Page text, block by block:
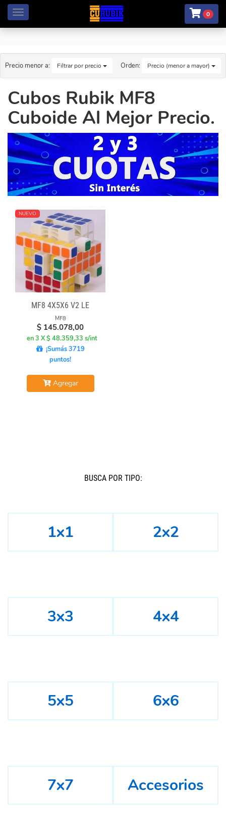
Menú 0
Precio menor a: Filtrar por precio Orden: Precio (menor a mayor)
Cubos Rubik MF8
Cuboide Al Mejor Precio.
NUEVO
MF8 4X5X6 V2 LE
MF8
$ 145.078,00
en 3 X $ 48.359,33 s/int
¡Sumás 3719
puntos!
Agregar
BUSCÁ POR TIPO:
1x1 2x2
3x3 4x4
5x5 6x6
7x7 Accesorios